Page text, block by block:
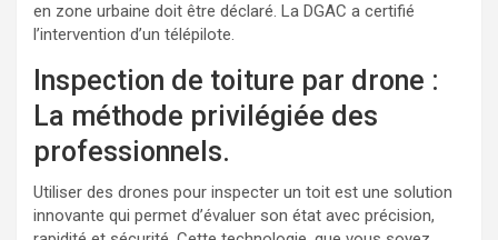
en zone urbaine doit être déclaré. La DGAC a certifié
l’intervention d’un télépilote.
Inspection de toiture par drone :
La méthode privilégiée des
professionnels.
Utiliser des drones pour inspecter un toit est une solution
innovante qui permet d’évaluer son état avec précision,